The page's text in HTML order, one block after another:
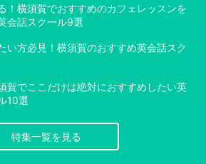
！横須賀でおすすめのカフェレッスンを
会話スクール9選
い方必見！横須賀のおすすめ英会話スク
賀でここだけは絶対におすすめしたい英
10選
特集一覧を見る